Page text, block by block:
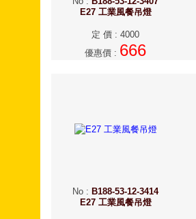
E27 工業風餐吊燈
定 價 : 4000
優惠價 : 666
No : B188-53-12-3414
E27 工業風餐吊燈